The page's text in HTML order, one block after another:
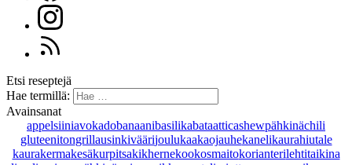
Etsi reseptejä
Hae termillä:
Avainsanat
appelsiiniavokadobanaanibasilikabataatticashewpähkinächili
gluteenitongrillausinkiväärijoulukaakaojauhekanelikaurahiutale
kaurakermakesäkurpitsakikhernekookosmaitokorianterilehtitaikina